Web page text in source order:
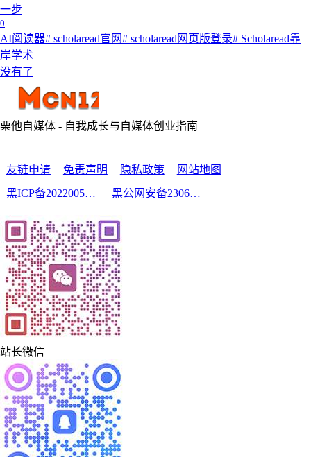
一步
0
AI阅读器# scholaread官网# scholaread网页版登录# Scholaread靠
岸学术
没有了
栗他自媒体 - 自我成长与自媒体创业指南
友链申请 免责声明 隐私政策
网站地图
黑ICP备2022005210号-2
黑公网安备23060302000213号
站长微信